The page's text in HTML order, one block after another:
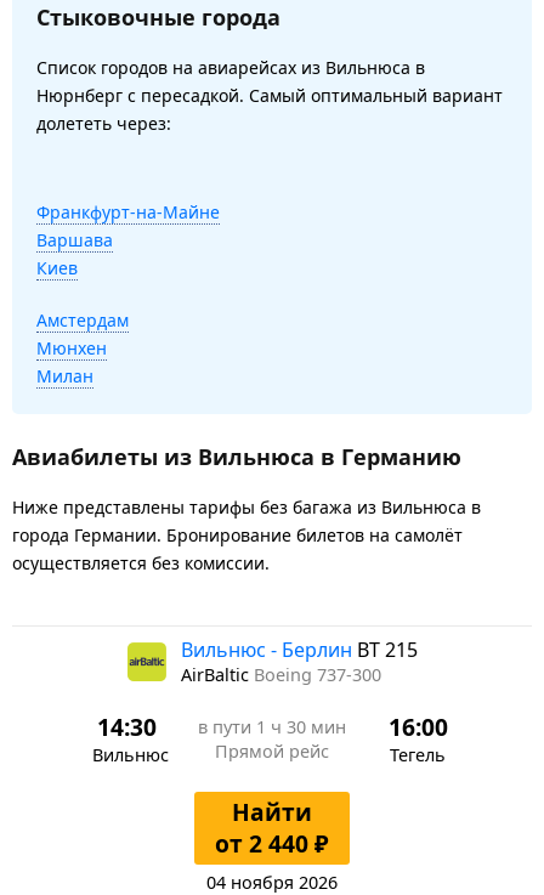
Стыковочные города
Список городов на авиарейсах из Вильнюса в
Нюрнберг с пересадкой. Самый оптимальный вариант
долететь через:
Франкфурт-на-Майне
Варшава
Киев
Амстердам
Мюнхен
Милан
Авиабилеты из Вильнюса в Германию
Ниже представлены тарифы без багажа из Вильнюса в
города Германии. Бронирование билетов на самолёт
осуществляется без комиссии.
Вильнюс - Берлин BT 215
AirBaltic Boeing 737-300
14:30
Вильнюс
в пути 1 ч 30 мин
Прямой рейс
16:00
Тегель
Найти
от 2 440 ₽
04 ноября 2026